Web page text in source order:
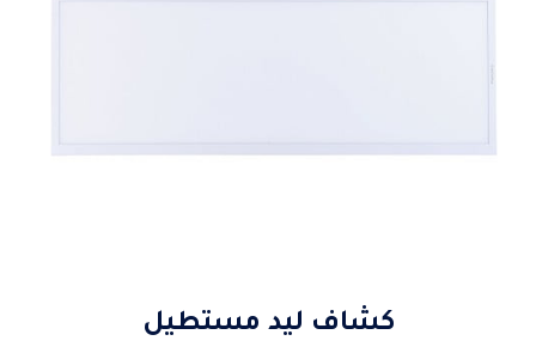
كشاف ليد مستطيل